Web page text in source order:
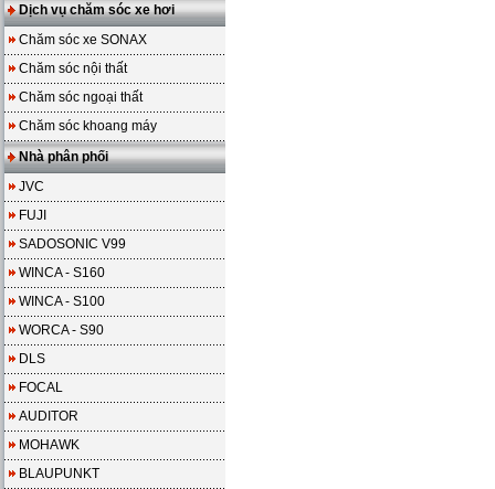
Dịch vụ chăm sóc xe hơi
Chăm sóc xe SONAX
Chăm sóc nội thất
Chăm sóc ngoại thất
Chăm sóc khoang máy
Nhà phân phối
JVC
FUJI
SADOSONIC V99
WINCA - S160
WINCA - S100
WORCA - S90
DLS
FOCAL
AUDITOR
MOHAWK
BLAUPUNKT